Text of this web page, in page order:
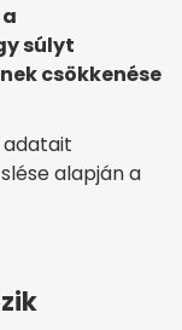
súlyt
csökkenése
adatait
alapján a